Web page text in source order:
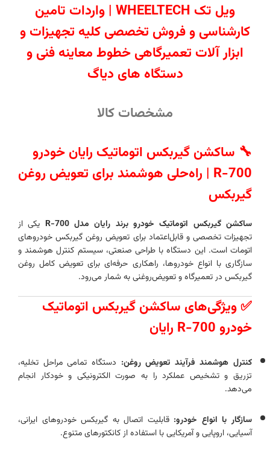
ویل تک WHEELTECH | واردات تامین
کارشناسی و فروش تخصصی کلیه تجهیزات و
ابزار آلات تعمیرگاهی خطوط معاینه فنی و
دستگاه های دیاگ
مشخصات کالا
🔧 ساکشن گیربکس اتوماتیک رایان خودرو
R-700 | راه‌حلی هوشمند برای تعویض روغن
گیربکس
ساکشن گیربکس اتوماتیک خودرو برند رایان مدل R-700
یکی از
تجهیزات تخصصی و قابل‌اعتماد برای تعویض روغن گیربکس خودروهای
اتومات است. این دستگاه با طراحی صنعتی، سیستم کنترل هوشمند و
سازگاری با انواع خودروها، راهکاری حرفه‌ای برای تعویض کامل روغن
گیربکس در تعمیرگاه‌ و تعویض‌روغنی‌ به شمار می‌رود.
✅ ویژگی‌های ساکشن گیربکس اتوماتیک
خودرو R-700 رایان
کنترل هوشمند فرآیند تعویض روغن: دستگاه تمامی مراحل تخلیه،
تزریق و تشخیص عملکرد را به صورت الکترونیکی و خودکار انجام
می‌دهد.
سازگار با انواع خودرو: قابلیت اتصال به گیربکس خودروهای ایرانی،
آسیایی، اروپایی و آمریکایی با استفاده از کانکتورهای متنوع.